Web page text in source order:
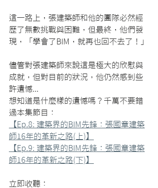
這一路上，張建築師和他的團隊必然經
歷了無數挑戰與困難，但最終，他們發
現，「學會了BIM，就再也回不去了！」
儘管對張建築師來說這是極大的欣慰與
成就，但對目前的狀況，他仍然感到些
許遺憾...
想知道是什麼樣的遺憾嗎？千萬不要錯
過本集節目：
【Ep.8: 建築界的BIM先鋒：張國章建築
師16年的革新之路(上)】
【Ep.9: 建築界的BIM先鋒：張國章建築
師16年的革新之路(下)】
立即收聽：